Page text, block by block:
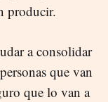
producir.
a consolidar
que van
que lo van a